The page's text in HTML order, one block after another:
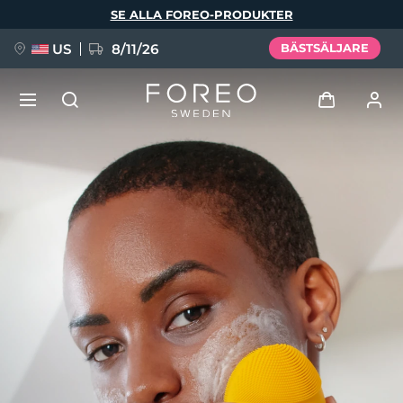
SE ALLA FOREO-PRODUKTER
US 8/11/26 BÄSTSÄLJARE
Användarprofil
Mina enheter
Mina beställningar
Mina adresser
Mina prenumerationer
NYHET
FAQ™ Pure Beauty-Tech Elixir
BREAKING NEWS
issa™ Teeth Whitening Set
Språk
English Deutsch
Español
Français
Italiano
Português
Svenska
Русский
Türkçe
简体中文 繁體中文